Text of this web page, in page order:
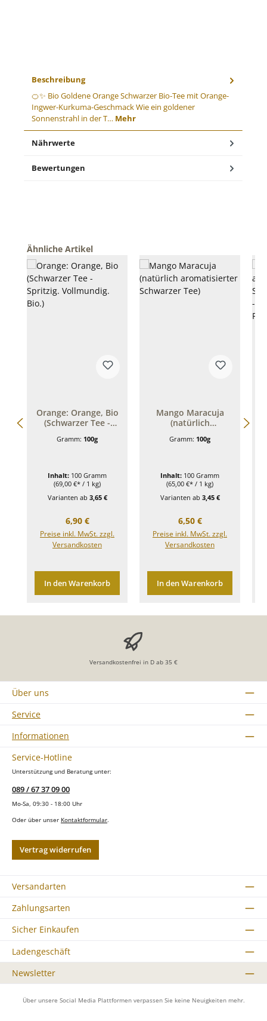
Beschreibung
🍊✨ Bio Goldene Orange Schwarzer Bio-Tee mit Orange-
Ingwer-Kurkuma-Geschmack Wie ein goldener
Sonnenstrahl in der T… Mehr
Nährwerte
Bewertungen
Produktgalerie überspringen
Ähnliche Artikel
Orange: Orange, Bio
(Schwarzer Tee -
Bio.)
Gramm: 100g
Inhalt: 100 Gramm
(69,00 €* / 1 kg)
Varianten ab 3,65 €
Regulärer Preis:
6,90 €
Preise inkl. MwSt. zzgl.
Versandkosten
In den Warenkorb
Mango Maracuja
(natürlich
Schwarzer Tee)
Gramm: 100g
Inhalt: 100 Gramm
(65,00 €* / 1 kg)
Varianten ab 3,45 €
Regulärer Preis:
6,50 €
Preise inkl. MwSt. zzgl.
Versandkosten
In den Warenkorb
Versandkostenfrei in D ab 35 €
Über uns
Service
Informationen
Service-Hotline
Unterstützung und Beratung unter:
089 / 67 37 09 00
Mo-Sa, 09:30 - 18:00 Uhr
Oder über unser Kontaktformular.
Vertrag widerrufen
Versandarten
Zahlungsarten
Sicher Einkaufen
Ladengeschäft
Newsletter
Über unsere Social Media Plattformen verpassen Sie keine Neuigkeiten mehr.